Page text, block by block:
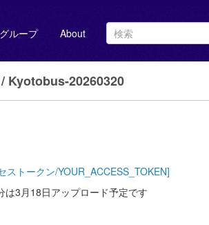
グループ About
Kyotobus-20260320
トークン/YOUR_ACCESS_TOKEN]
は3月18日アップロード予定です